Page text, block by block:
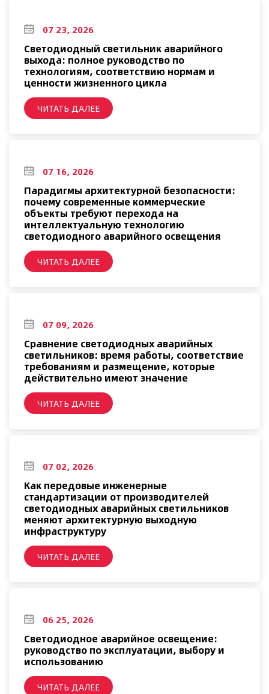
07 23, 2026
Светодиодный светильник аварийного
выхода: полное руководство по
технологиям, соответствию нормам и
ценности жизненного цикла
ЧИТАТЬ ДАЛЕЕ
07 16, 2026
Парадигмы архитектурной безопасности:
почему современные коммерческие
объекты требуют перехода на
интеллектуальную технологию
светодиодного аварийного освещения
ЧИТАТЬ ДАЛЕЕ
07 09, 2026
Сравнение светодиодных аварийных
светильников: время работы, соответствие
требованиям и размещение, которые
действительно имеют значение
ЧИТАТЬ ДАЛЕЕ
07 02, 2026
Как передовые инженерные
стандартизации от производителей
светодиодных аварийных светильников
меняют архитектурную выходную
инфраструктуру
ЧИТАТЬ ДАЛЕЕ
06 25, 2026
Светодиодное аварийное освещение:
руководство по эксплуатации, выбору и
использованию
ЧИТАТЬ ДАЛЕЕ